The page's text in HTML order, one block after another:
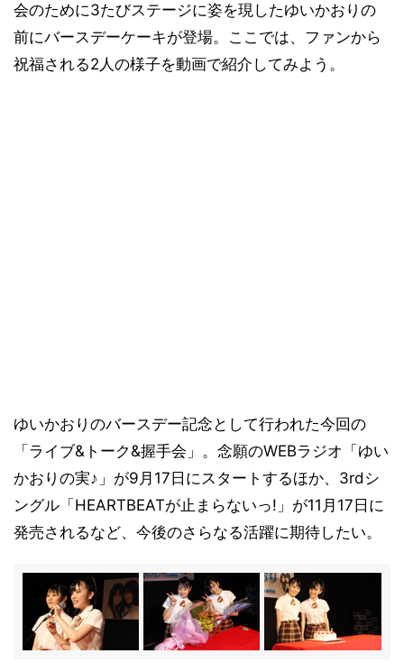
会のために3たびステージに姿を現したゆいかおりの
前にバースデーケーキが登場。ここでは、ファンから
祝福される2人の様子を動画で紹介してみよう。
ゆいかおりのバースデー記念として行われた今回の
「ライブ&トーク&握手会」。念願のWEBラジオ「ゆい
かおりの実♪」が9月17日にスタートするほか、3rdシ
ングル「HEARTBEATが止まらないっ!」が11月17日に
発売されるなど、今後のさらなる活躍に期待したい。